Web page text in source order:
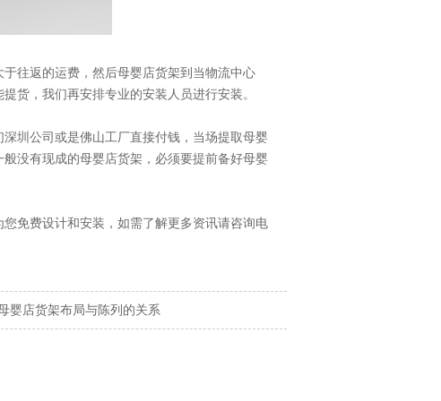
返的运费，然后母婴店货架到当物流中心
货，我们再安排专业的安装人员进行安装。
公司或是佛山工厂直接付钱，当场提取母婴
没有现成的母婴店货架，必须要提前备好母婴
您免费设计和安装，如需了解更多资讯请咨询电
婴店货架布局与陈列的关系